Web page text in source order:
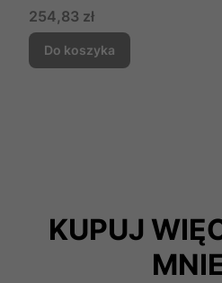
Cena
254,83 zł
Do koszyka
KUPUJ